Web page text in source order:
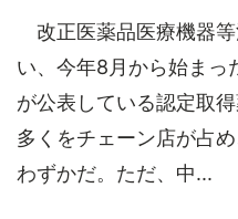
改正医薬品医療機器
い、今年8月から始まっ
が公表している認定取
多くをチェーン店が占
わずかだ。ただ、中...